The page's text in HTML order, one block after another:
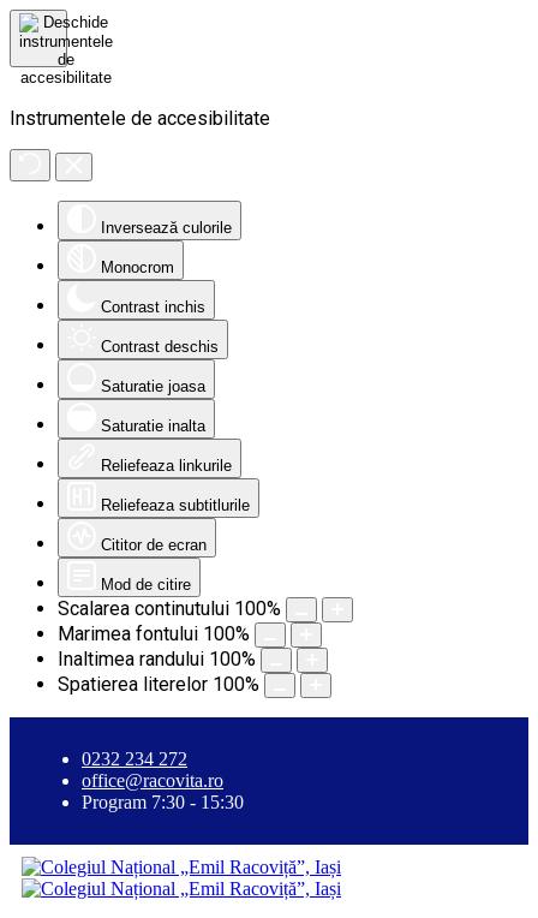
Instrumentele de accesibilitate
Inversează culorile
Monocrom
Contrast inchis
Contrast deschis
Saturatie joasa
Saturatie inalta
Reliefeaza linkurile
Reliefeaza subtitlurile
Cititor de ecran
Mod de citire
Scalarea continutului 100%
Marimea fontului 100%
Inaltimea randului 100%
Spatierea literelor 100%
0232 234 272
office@racovita.ro
Program 7:30 - 15:30